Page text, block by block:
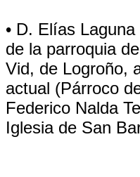
• D. Elías
de la parroquia
Vid, de Logroño,
actual (Párroco
Federico Nalda
Iglesia de San